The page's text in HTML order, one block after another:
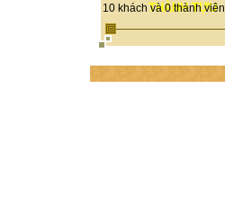
THÀNH TỰU
10 khách và 0 thành viên